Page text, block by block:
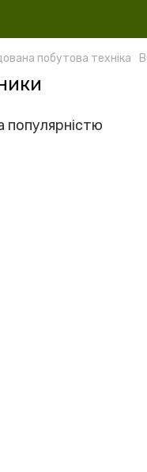
побутова техніка
популярністю